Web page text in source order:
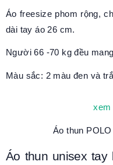
Áo freesize phom rộng,
dài tay áo 26 cm.
Người 66 -70 kg đều
Màu sắc: 2 màu đen và
xem
Áo thun
Áo thun unisex tay